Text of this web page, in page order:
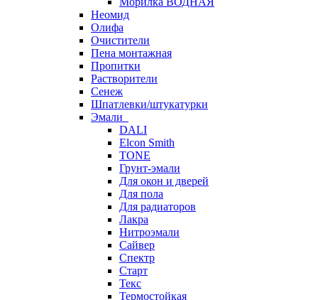
Неомид
Олифа
Очистители
Пена монтажная
Пропитки
Растворители
Сенеж
Шпатлевки/штукатурки
Эмали
DALI
Elcon Smith
TONE
Грунт-эмали
Для окон и дверей
Для пола
Для радиаторов
Лакра
Нитроэмали
Сайвер
Спектр
Старт
Текс
Термостойкая